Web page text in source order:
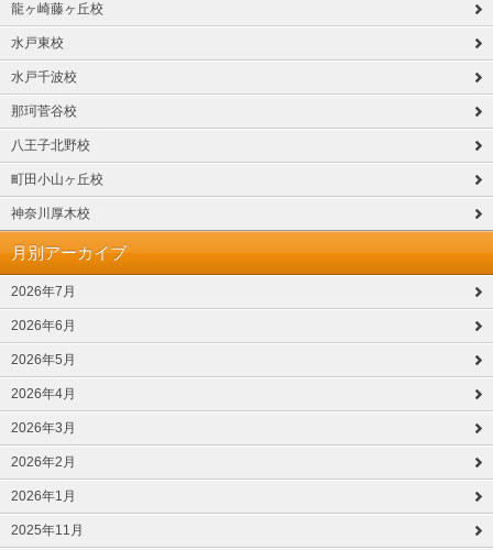
龍ヶ崎藤ヶ丘校
水戸東校
水戸千波校
那珂菅谷校
八王子北野校
町田小山ヶ丘校
神奈川厚木校
月別アーカイブ
2026年7月
2026年6月
2026年5月
2026年4月
2026年3月
2026年2月
2026年1月
2025年11月